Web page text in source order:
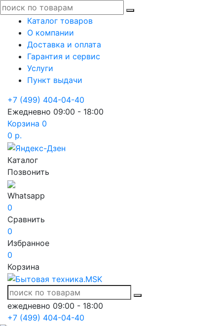
Каталог товаров
О компании
Доставка и оплата
Гарантия и сервис
Услуги
Пункт выдачи
+7 (499) 404-04-40
Ежедневно 09:00 - 18:00
Корзина 0
0 р.
Каталог
Позвонить
Whatsapp
0
Сравнить
0
Избранное
0
Корзина
ежедневно 09:00 - 18:00
+7 (499) 404-04-40